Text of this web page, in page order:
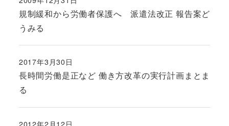
規制緩和から労働者保護へ 派遣法改正 報告案ど
うみる
投稿日
長時間労働是正など 働き方改革の実行計画まとま
る
投稿日
2017年3月30日
2012年2月12日